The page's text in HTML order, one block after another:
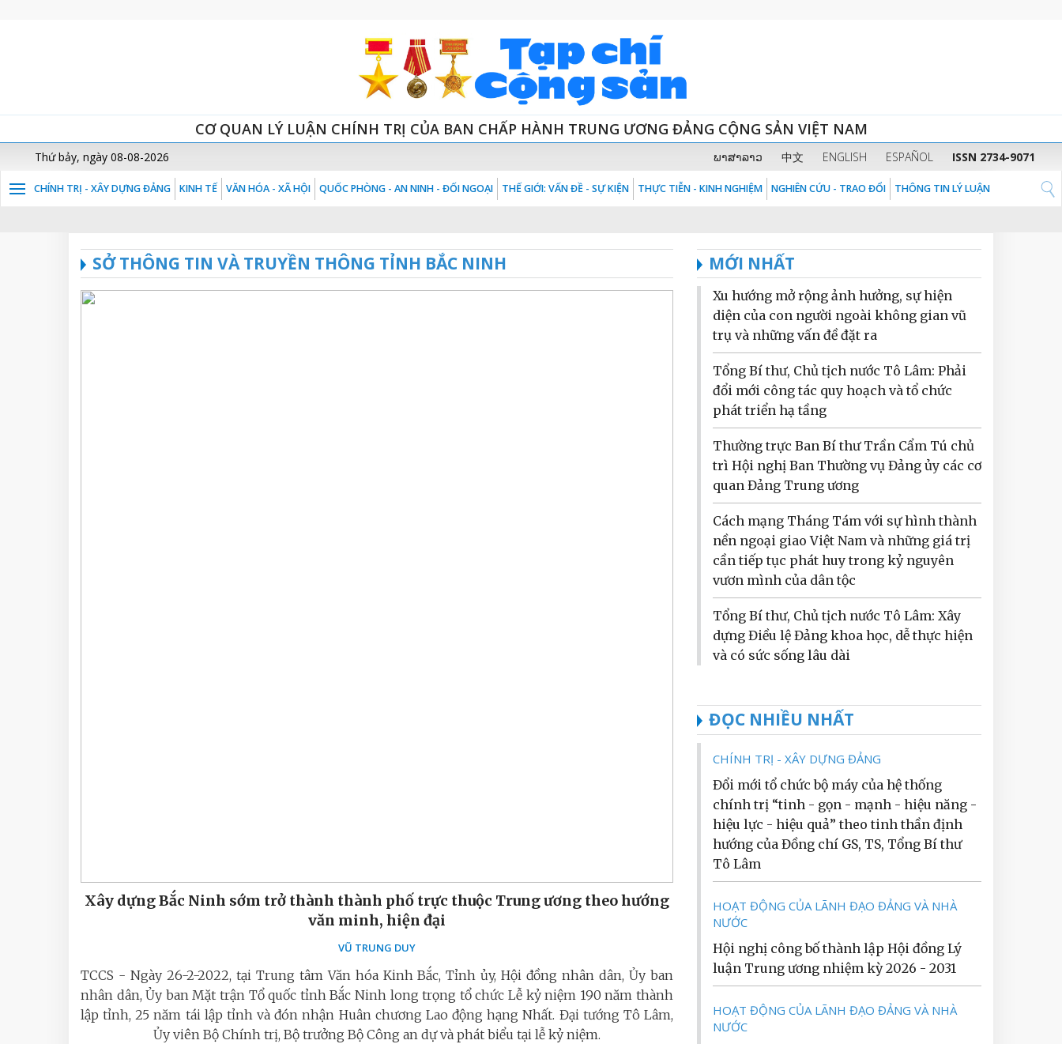
CƠ QUAN LÝ LUẬN CHÍNH TRỊ CỦA BAN CHẤP HÀNH TRUNG ƯƠNG ĐẢNG CỘNG SẢN VIỆT NAM
Thứ bảy, ngày 08-08-2026 ພາສາລາວ 中文 ENGLISH ESPAÑOL ISSN 2734-9071
CHÍNH TRỊ - XÂY DỰNG ĐẢNG KINH TẾ VĂN HÓA - XÃ HỘI QUỐC PHÒNG - AN NINH - ĐỐI NGOẠI THẾ GIỚI: VẤN ĐỀ - SỰ KIỆN THỰC TIỄN - KINH NGHIỆM NGHIÊN CỨU - TRAO ĐỔI THÔNG TIN LÝ LUẬN
SỞ THÔNG TIN VÀ TRUYỀN THÔNG TỈNH BẮC NINH
Xây dựng Bắc Ninh sớm trở thành thành phố trực thuộc Trung ương theo hướng
văn minh, hiện đại
VŨ TRUNG DUY
TCCS - Ngày 26-2-2022, tại Trung tâm Văn hóa Kinh Bắc, Tỉnh ủy, Hội đồng nhân dân, Ủy ban
nhân dân, Ủy ban Mặt trận Tổ quốc tỉnh Bắc Ninh long trọng tổ chức Lễ kỷ niệm 190 năm thành
lập tỉnh, 25 năm tái lập tỉnh và đón nhận Huân chương Lao động hạng Nhất. Đại tướng Tô Lâm,
Ủy viên Bộ Chính trị, Bộ trưởng Bộ Công an dự và phát biểu tại lễ kỷ niệm.
MỚI NHẤT
Xu hướng mở rộng ảnh hưởng, sự hiện
diện của con người ngoài không gian vũ
trụ và những vấn đề đặt ra
Tổng Bí thư, Chủ tịch nước Tô Lâm: Phải
đổi mới công tác quy hoạch và tổ chức
phát triển hạ tầng
Thường trực Ban Bí thư Trần Cẩm Tú chủ
trì Hội nghị Ban Thường vụ Đảng ủy các cơ
quan Đảng Trung ương
Cách mạng Tháng Tám với sự hình thành
nền ngoại giao Việt Nam và những giá trị
cần tiếp tục phát huy trong kỷ nguyên
vươn mình của dân tộc
Tổng Bí thư, Chủ tịch nước Tô Lâm: Xây
dựng Điều lệ Đảng khoa học, dễ thực hiện
và có sức sống lâu dài
ĐỌC NHIỀU NHẤT
CHÍNH TRỊ - XÂY DỰNG ĐẢNG
Đổi mới tổ chức bộ máy của hệ thống
chính trị “tinh - gọn - mạnh - hiệu năng -
hiệu lực - hiệu quả” theo tinh thần định
hướng của Đồng chí GS, TS, Tổng Bí thư
Tô Lâm
HOẠT ĐỘNG CỦA LÃNH ĐẠO ĐẢNG VÀ NHÀ
NƯỚC
Hội nghị công bố thành lập Hội đồng Lý
luận Trung ương nhiệm kỳ 2026 - 2031
HOẠT ĐỘNG CỦA LÃNH ĐẠO ĐẢNG VÀ NHÀ
NƯỚC